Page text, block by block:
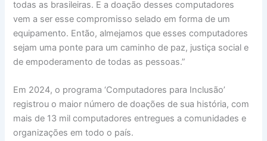
todas as brasileiras. E a doação desses computadores
vem a ser esse compromisso selado em forma de um
equipamento. Então, almejamos que esses computadores
sejam uma ponte para um caminho de paz, justiça social e
de empoderamento de todas as pessoas.”
Em 2024, o programa ‘Computadores para Inclusão’
registrou o maior número de doações de sua história, com
mais de 13 mil computadores entregues a comunidades e
organizações em todo o país.